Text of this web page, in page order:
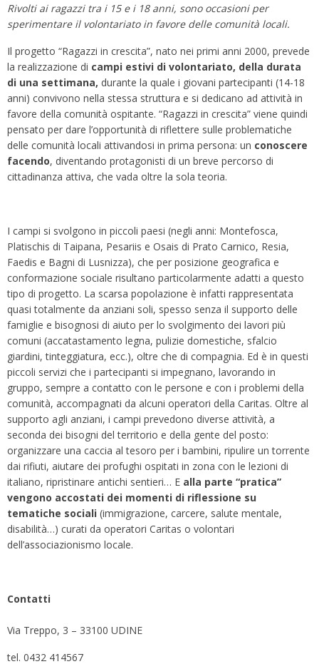
Rivolti ai ragazzi tra i 15 e i 18 anni, sono occasioni per
sperimentare il volontariato in favore delle comunità locali.
Il progetto “Ragazzi in crescita”, nato nei primi anni 2000, prevede
la realizzazione di campi estivi di volontariato, della durata
di una settimana, durante la quale i giovani partecipanti (14-18
anni) convivono nella stessa struttura e si dedicano ad attività in
favore della comunità ospitante. “Ragazzi in crescita” viene quindi
pensato per dare l’opportunità di riflettere sulle problematiche
delle comunità locali attivandosi in prima persona: un conoscere
facendo, diventando protagonisti di un breve percorso di
cittadinanza attiva, che vada oltre la sola teoria.
I campi si svolgono in piccoli paesi (negli anni: Montefosca,
Platischis di Taipana, Pesariis e Osais di Prato Carnico, Resia,
Faedis e Bagni di Lusnizza), che per posizione geografica e
conformazione sociale risultano particolarmente adatti a questo
tipo di progetto. La scarsa popolazione è infatti rappresentata
quasi totalmente da anziani soli, spesso senza il supporto delle
famiglie e bisognosi di aiuto per lo svolgimento dei lavori più
comuni (accatastamento legna, pulizie domestiche, sfalcio
giardini, tinteggiatura, ecc.), oltre che di compagnia. Ed è in questi
piccoli servizi che i partecipanti si impegnano, lavorando in
gruppo, sempre a contatto con le persone e con i problemi della
comunità, accompagnati da alcuni operatori della Caritas. Oltre al
supporto agli anziani, i campi prevedono diverse attività, a
seconda dei bisogni del territorio e della gente del posto:
organizzare una caccia al tesoro per i bambini, ripulire un torrente
dai rifiuti, aiutare dei profughi ospitati in zona con le lezioni di
italiano, ripristinare antichi sentieri… E alla parte “pratica”
vengono accostati dei momenti di riflessione su
tematiche sociali (immigrazione, carcere, salute mentale,
disabilità…) curati da operatori Caritas o volontari
dell’associazionismo locale.
Contatti
Via Treppo, 3 – 33100 UDINE
tel. 0432 414567